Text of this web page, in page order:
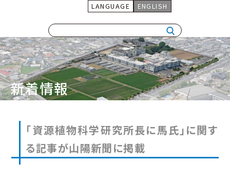
LANGUAGE
ENGLISH
新着情報
「資源植物科学研究所長に馬氏」に関す
る記事が山陽新聞に掲載